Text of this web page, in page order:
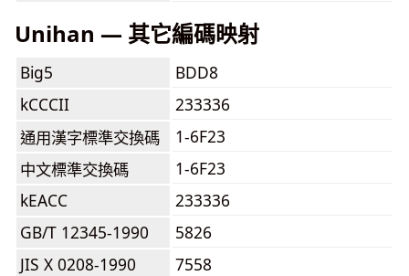
Unihan — 其它編碼映射
Big5
BDD8
kCCCII
233336
通用漢字標準交換碼
1-6F23
中文標準交換碼
1-6F23
kEACC
233336
GB/T 12345-1990
5826
JIS X 0208-1990
7558